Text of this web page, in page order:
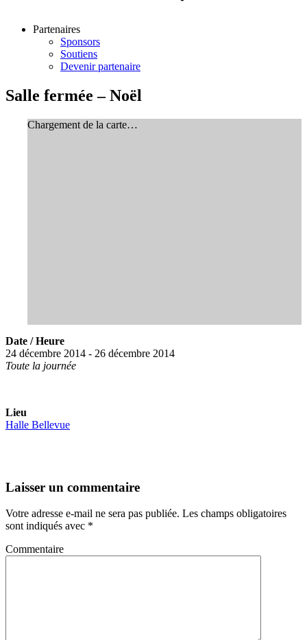
Partenaires
Sponsors
Soutiens
Devenir partenaire
Salle fermée – Noël
Chargement de la carte…
Date / Heure
24 décembre 2014 - 26 décembre 2014
Toute la journée
Lieu
Halle Bellevue
Laisser un commentaire
Votre adresse e-mail ne sera pas publiée. Les champs obligatoires
sont indiqués avec *
Commentaire